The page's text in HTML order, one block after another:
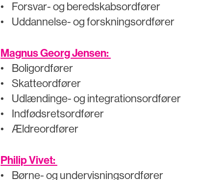
• Forsvar- og beredskabsordfører
• Uddannelse- og forskningsordfører
Magnus Georg Jensen:
• Boligordfører
• Skatteordfører
• Udlændinge- og integrationsordfører
• Indfødsretsordfører
• Ældreordfører
Philip Vivet:
• Børne- og undervisningsordfører